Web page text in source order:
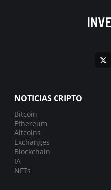
NOTICIAS CRIPTO
Bitcoin
Ethereum
Altcoins
Exchanges
Blockchain
IA
NFTs